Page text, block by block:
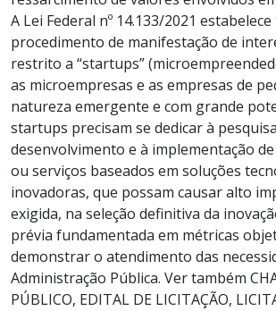
A Lei Federal nº 14.133/2021
procedimento de manifestação de
restrito a “startups”
as microempresas e as empresas de
natureza emergente e com grande
startups precisam se dedicar à
desenvolvimento e à implementação
ou serviços baseados em soluções
inovadoras, que possam causar alto
exigida, na seleção definitiva da
prévia fundamentada em métricas
demonstrar o atendimento das
Administração Pública. Ver também
PÚBLICO, EDITAL DE LICITAÇÃO,